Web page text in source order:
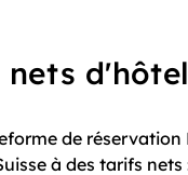
nets
de réservation
à des tarifs